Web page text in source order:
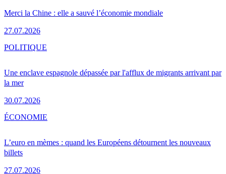
Merci la Chine : elle a sauvé l’économie mondiale
27.07.2026
Une enclave espagnole dépassée par l'afflux de migrants arrivant par
la mer
30.07.2026
POLITIQUE
L’euro en mèmes : quand les Européens détournent les nouveaux
billets
27.07.2026
ÉCONOMIE